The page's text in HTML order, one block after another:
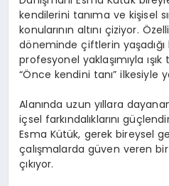
kendilerini tanıma ve kişisel
konularının altını çiziyor.
döneminde çiftlerin yaşadığı
profesyonel yaklaşımıyla
“Önce kendini tanı” ilkesiyle
Alanında uzun yıllara
içsel farkındalıklarını
Esma Kütük, gerek bireysel
çalışmalarda güven veren
çıkıyor.